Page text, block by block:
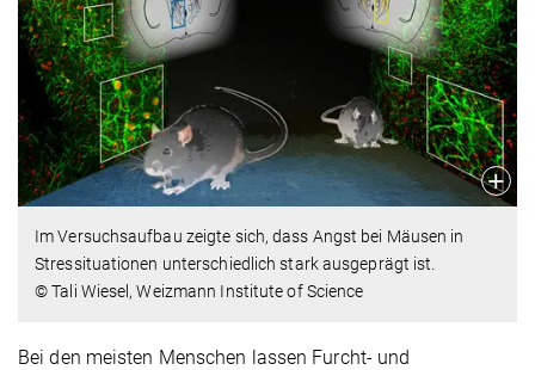
Im Versuchsaufbau zeigte sich, dass Angst bei Mäusen in
Stressituationen unterschiedlich stark ausgeprägt ist.
© Tali Wiesel, Weizmann Institute of Science
Bei den meisten Menschen lassen Furcht- und